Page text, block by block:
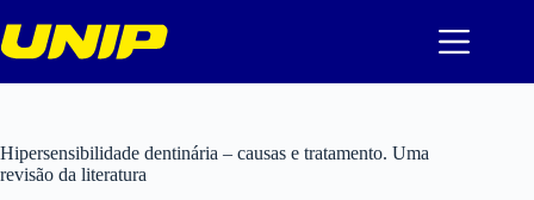
para
o
Hipersensibilidade dentinária – causas e tratamento. Uma
revisão da literatura